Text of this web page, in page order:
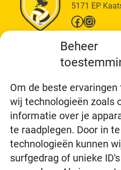
Beheer
Om de beste
wij technologieën zoals
informatie over je
te raadplegen. Door in
technologieën kunnen
surfgedrag of unieke
5171 EP
Facebook Instagram
Wij zijn VC Condor
Meehelpen
Teams
Alle teams
Jeugd
Recreanten
Senioren
Bedrijfscompetitie
Aanbod
Alle aanbod